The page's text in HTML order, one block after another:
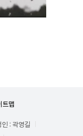
트맵
인 : 곽영길